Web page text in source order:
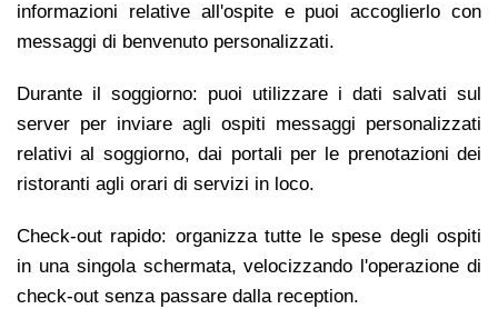
informazioni relative all'ospite e puoi accoglierlo con
messaggi di benvenuto personalizzati.
Durante il soggiorno: puoi utilizzare i dati salvati sul
server per inviare agli ospiti messaggi personalizzati
relativi al soggiorno, dai portali per le prenotazioni dei
ristoranti agli orari di servizi in loco.
Check-out rapido: organizza tutte le spese degli ospiti
in una singola schermata, velocizzando l'operazione di
check-out senza passare dalla reception.